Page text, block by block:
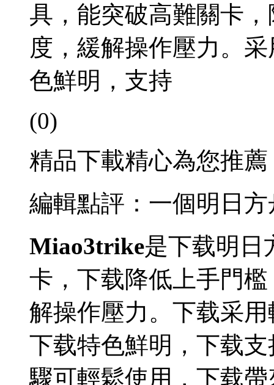
具，能突破高難關卡
度，緩解操作壓力。
色鮮明，支持
(0)
精品下載精心為您推薦
編輯點評：一個明日
Miao3trike是下载明日
卡，下载降低上手門
解操作壓力。下载采
下载特色鮮明，下载
驟可輕鬆使用，下载